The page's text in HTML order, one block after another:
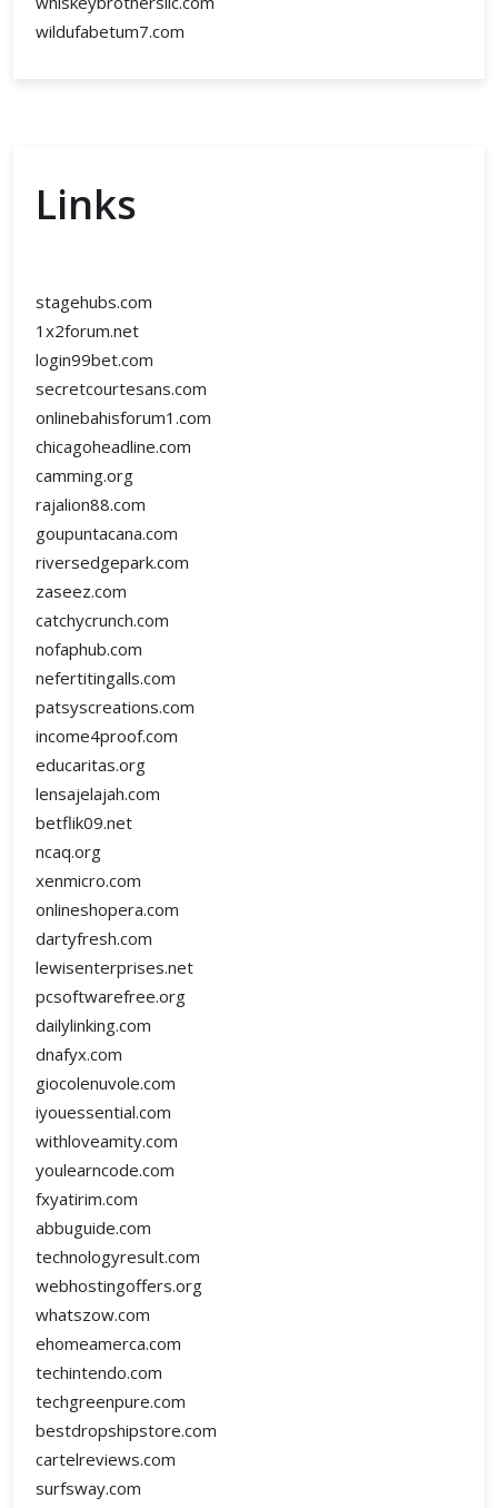
wildufabetum7.com
Links
stagehubs.com
1x2forum.net
login99bet.com
secretcourtesans.com
onlinebahisforum1.com
chicagoheadline.com
camming.org
rajalion88.com
goupuntacana.com
riversedgepark.com
zaseez.com
catchycrunch.com
nofaphub.com
nefertitingalls.com
patsyscreations.com
income4proof.com
educaritas.org
lensajelajah.com
betflik09.net
ncaq.org
xenmicro.com
onlineshopera.com
dartyfresh.com
lewisenterprises.net
pcsoftwarefree.org
dailylinking.com
dnafyx.com
giocolenuvole.com
iyouessential.com
withloveamity.com
youlearncode.com
fxyatirim.com
abbuguide.com
technologyresult.com
webhostingoffers.org
whatszow.com
ehomeamerca.com
techintendo.com
techgreenpure.com
bestdropshipstore.com
cartelreviews.com
surfsway.com